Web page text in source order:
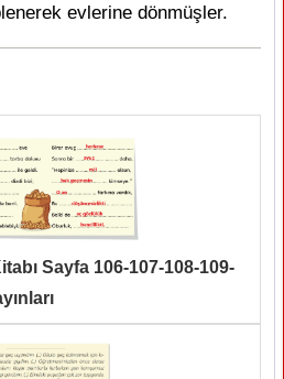
evlerine dönmüşler.
Sayfa 106-107-108-109-